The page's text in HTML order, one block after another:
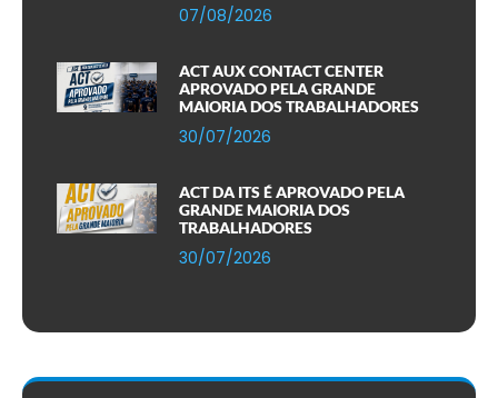
07/08/2026
ACT AUX CONTACT CENTER
APROVADO PELA GRANDE
MAIORIA DOS TRABALHADORES
30/07/2026
ACT DA ITS É APROVADO PELA
GRANDE MAIORIA DOS
TRABALHADORES
30/07/2026